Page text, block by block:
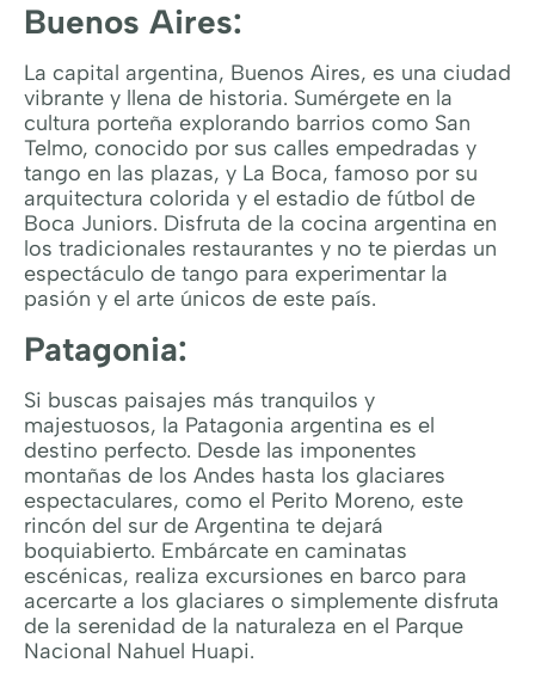
Buenos Aires:
La capital argentina, Buenos Aires, es una ciudad
vibrante y llena de historia. Sumérgete en la
cultura porteña explorando barrios como San
Telmo, conocido por sus calles empedradas y
tango en las plazas, y La Boca, famoso por su
arquitectura colorida y el estadio de fútbol de
Boca Juniors. Disfruta de la cocina argentina en
los tradicionales restaurantes y no te pierdas un
espectáculo de tango para experimentar la
pasión y el arte únicos de este país.
Patagonia:
Si buscas paisajes más tranquilos y
majestuosos, la Patagonia argentina es el
destino perfecto. Desde las imponentes
montañas de los Andes hasta los glaciares
espectaculares, como el Perito Moreno, este
rincón del sur de Argentina te dejará
boquiabierto. Embárcate en caminatas
escénicas, realiza excursiones en barco para
acercarte a los glaciares o simplemente disfruta
de la serenidad de la naturaleza en el Parque
Nacional Nahuel Huapi.